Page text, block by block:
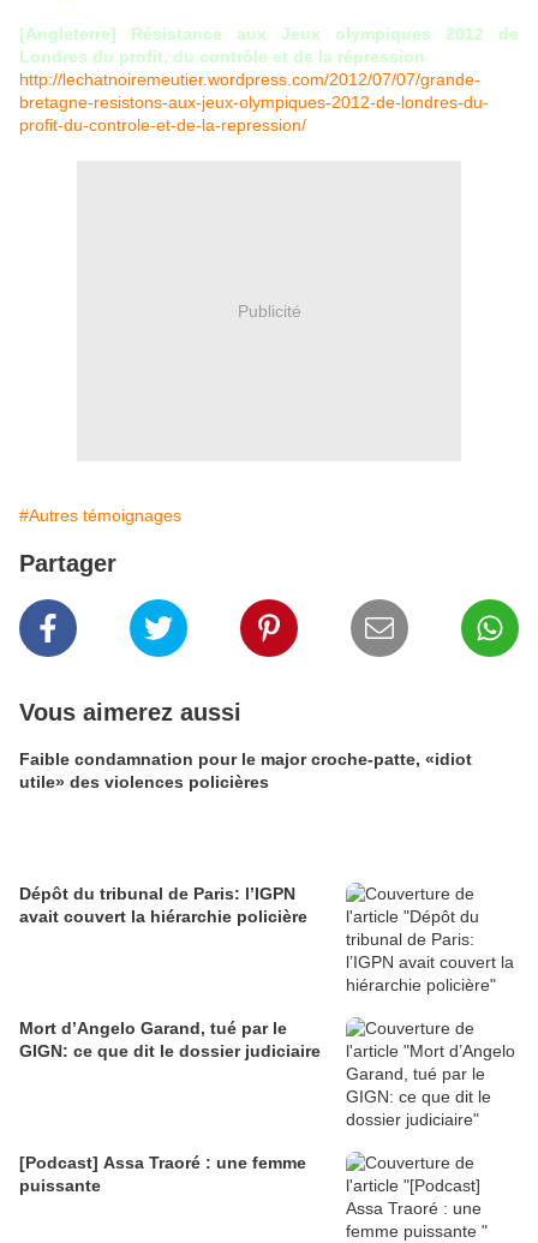
[Angleterre] Résistance aux Jeux olympiques 2012 de
Londres du profit, du contrôle et de la répression
http://lechatnoiremeutier.wordpress.com/2012/07/07/grande-
bretagne-resistons-aux-jeux-olympiques-2012-de-londres-du-
profit-du-controle-et-de-la-repression/
Publicité
#Autres témoignages
Partager
Vous aimerez aussi
Faible condamnation pour le major croche-patte, «idiot
utile» des violences policières
Dépôt du tribunal de Paris: l’IGPN
avait couvert la hiérarchie policière
Mort d’Angelo Garand, tué par le
GIGN: ce que dit le dossier judiciaire
[Podcast] Assa Traoré : une femme
puissante